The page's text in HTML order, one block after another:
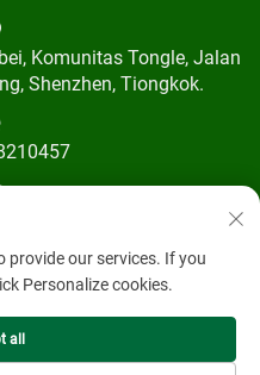
Komunitas Tongle, Jalan
Shenzhen, Tiongkok.
provide our services. If you
Personalize cookies.
all